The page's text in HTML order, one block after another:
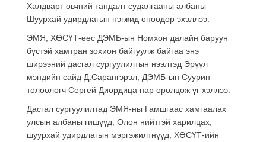
Халдварт өвчний тандалт судалгааны албаны
Шуурхай удирдлагын нэгжид өнөөдөр эхэллээ.
ЭМЯ, ХӨСҮТ-өөс ДЭМБ-ын Номхон далайн баруун
бүстэй хамтран зохион байгуулж байгаа энэ
ширээний дасгал сургуулилтын нээлтэд Эрүүл
мэндийн сайд Д.Сарангэрэл, ДЭМБ-ын Суурин
төлөөлөгч Сергей Диордица нар оролцож үг хэллээ.
Дасгал сургуулилтад ЭМЯ-ны Гамшгаас хамгаалах
улсын албаны гишүүд, Олон нийттэй харилцах,
шуурхай удирдлагын мэргэжилтнүүд, ХӨСҮТ-ийн